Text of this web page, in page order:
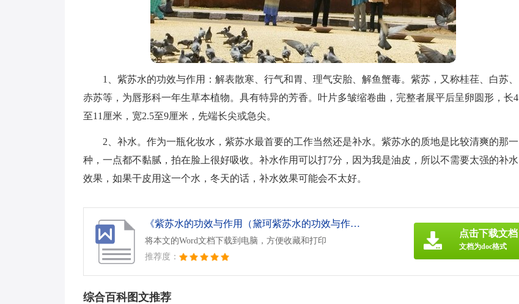
1、紫苏水的功效与作用：解表散寒、行气和胃、理气安胎、解鱼蟹毒。紫苏，又称桂荏、白苏、
赤苏等，为唇形科一年生草本植物。具有特异的芳香。叶片多皱缩卷曲，完整者展平后呈卵圆形，长4
至11厘米，宽2.5至9厘米，先端长尖或急尖。
2、补水。作为一瓶化妆水，紫苏水最首要的工作当然还是补水。紫苏水的质地是比较清爽的那一
种，一点都不黏腻，拍在脸上很好吸收。补水作用可以打7分，因为我是油皮，所以不需要太强的补水
效果，如果干皮用这一个水，冬天的话，补水效果可能会不太好。
《紫苏水的功效与作用（黛珂紫苏水的功效与作用）.doc》
将本文的Word文档下载到电脑，方便收藏和打印
推荐度：
点击下载文档
文档为doc格式
综合百科图文推荐